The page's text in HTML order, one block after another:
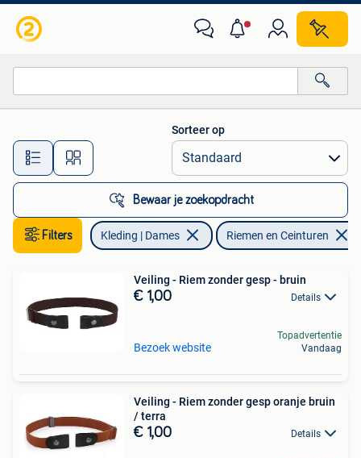
Alle afstanden…
Sorteer op
Bewaar je zoekopdracht
Filters Kleding | Dames Riemen en Ceinturen
Veiling - Riem zonder gesp - bruin
€ 1,00 Details
Bezoek website
Topadvertentie
Vandaag
Veiling - Riem zonder gesp oranje bruin
/ terra
€ 1,00 Details